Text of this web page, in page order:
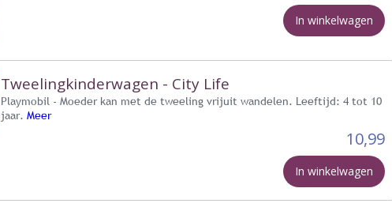
In winkelwagen
Tweelingkinderwagen - City Life
Playmobil - Moeder kan met de tweeling vrijuit wandelen. Leeftijd: 4 tot 10
jaar. Meer
10,99
In winkelwagen